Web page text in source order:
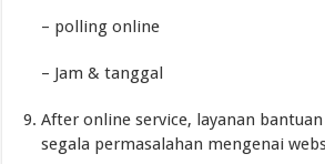
– polling online
– Jam & tanggal
After online service, layanan
segala permasalahan mengenai